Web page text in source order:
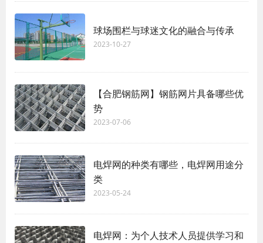
球场围栏与球迷文化的融合与传承
2023-10-27
【合肥钢筋网】钢筋网片具备哪些优
势
2023-07-06
电焊网的种类有哪些，电焊网用途分
类
2023-05-24
电焊网：为个人技术人员提供学习和